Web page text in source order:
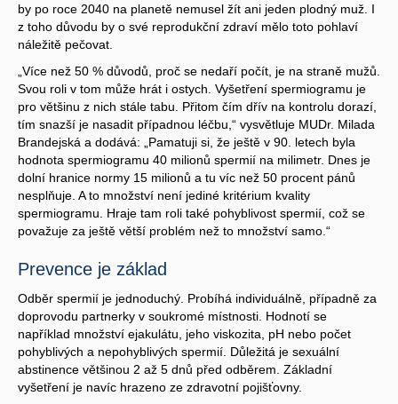
by po roce 2040 na planetě nemusel žít ani jeden plodný muž. I
z toho důvodu by o své reprodukční zdraví mělo toto pohlaví
náležitě pečovat.
„Více než 50 % důvodů, proč se nedaří počít, je na straně mužů.
Svou roli v tom může hrát i ostych. Vyšetření spermiogramu je
pro většinu z nich stále tabu. Přitom čím dřív na kontrolu dorazí,
tím snazší je nasadit případnou léčbu,“ vysvětluje MUDr. Milada
Brandejská a dodává: „Pamatuji si, že ještě v 90. letech byla
hodnota spermiogramu 40 milionů spermií na milimetr. Dnes je
dolní hranice normy 15 milionů a tu víc než 50 procent pánů
nesplňuje. A to množství není jediné kritérium kvality
spermiogramu. Hraje tam roli také pohyblivost spermií, což se
považuje za ještě větší problém než to množství samo.“
Prevence je základ
Odběr spermií je jednoduchý. Probíhá individuálně, případně za
doprovodu partnerky v soukromé místnosti. Hodnotí se
například množství ejakulátu, jeho viskozita, pH nebo počet
pohyblivých a nepohyblivých spermií. Důležitá je sexuální
abstinence většinou 2 až 5 dnů před odběrem. Základní
vyšetření je navíc hrazeno ze zdravotní pojišťovny.